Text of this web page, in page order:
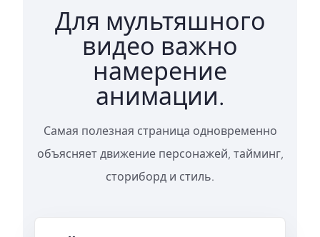
Для мультяшного
видео важно
намерение
анимации.
Самая полезная страница одновременно
объясняет движение персонажей, тайминг,
сториборд и стиль.